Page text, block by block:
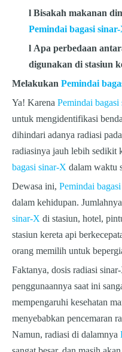
l Bisakah makanan
Pemindai bagasi
l Apa perbedaan
digunakan di stasiun
Melakukan Pemindai
Ya! Karena Pemindai bagasi
untuk mengidentifikasi
dihindari adanya radiasi
radiasinya jauh lebih sedikit
bagasi sinar-X dalam waktu
Dewasa ini, Pemindai
dalam kehidupan.
sinar-X di stasiun, hotel,
stasiun kereta api
orang memilih untuk
Faktanya, dosis radiasi
penggunaannya saat ini
mempengaruhi kesehatan
menyebabkan pencemaran
Namun, radiasi di dalamnya